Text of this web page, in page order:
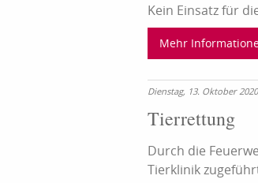
Kein Einsatz für
Mehr
Dienstag, 13. Oktober
Tierrettung
Durch die
Tierklinik